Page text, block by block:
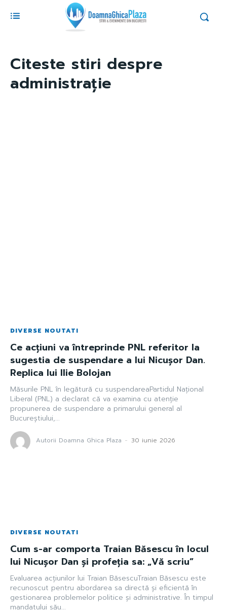
Citeste stiri despre
administrație
DIVERSE NOUTATI
Ce acțiuni va întreprinde PNL referitor la
sugestia de suspendare a lui Nicușor Dan.
Replica lui Ilie Bolojan
Măsurile PNL în legătură cu suspendareaPartidul Național
Liberal (PNL) a declarat că va examina cu atenție
propunerea de suspendare a primarului general al
Bucureștiului,...
Autorii Doamna Ghica Plaza - 30 iunie 2026
DIVERSE NOUTATI
Cum s-ar comporta Traian Băsescu în locul
lui Nicușor Dan și profeția sa: „Vă scriu”
Evaluarea acțiunilor lui Traian BăsescuTraian Băsescu este
recunoscut pentru abordarea sa directă și eficientă în
gestionarea problemelor politice și administrative. În timpul
mandatului său...